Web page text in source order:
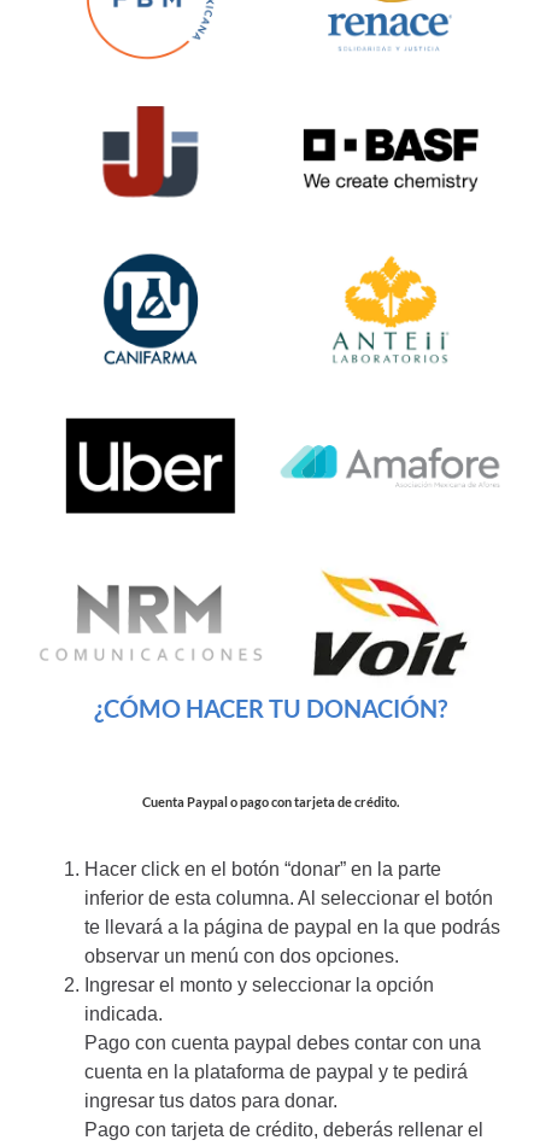
¿CÓMO HACER TU DONACIÓN?
Cuenta Paypal o pago con tarjeta de crédito.
Hacer click en el botón “donar” en la parte
inferior de esta columna. Al seleccionar el botón
te llevará a la página de paypal en la que podrás
observar un menú con dos opciones.
Ingresar el monto y seleccionar la opción
indicada.
Pago con cuenta paypal debes contar con una
cuenta en la plataforma de paypal y te pedirá
ingresar tus datos para donar.
Pago con tarjeta de crédito, deberás rellenar el